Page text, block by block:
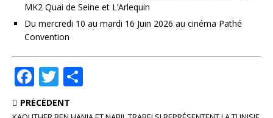
MK2 Quai de Seine et L’Arlequin
Du mercredi 10 au mardi 16 Juin 2026 au cinéma Pathé
Convention
F
a
T
w
PRÉCÉDENT